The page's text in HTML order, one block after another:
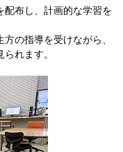
配布し、計画的な学習を
の指導を受けながら、
れます。